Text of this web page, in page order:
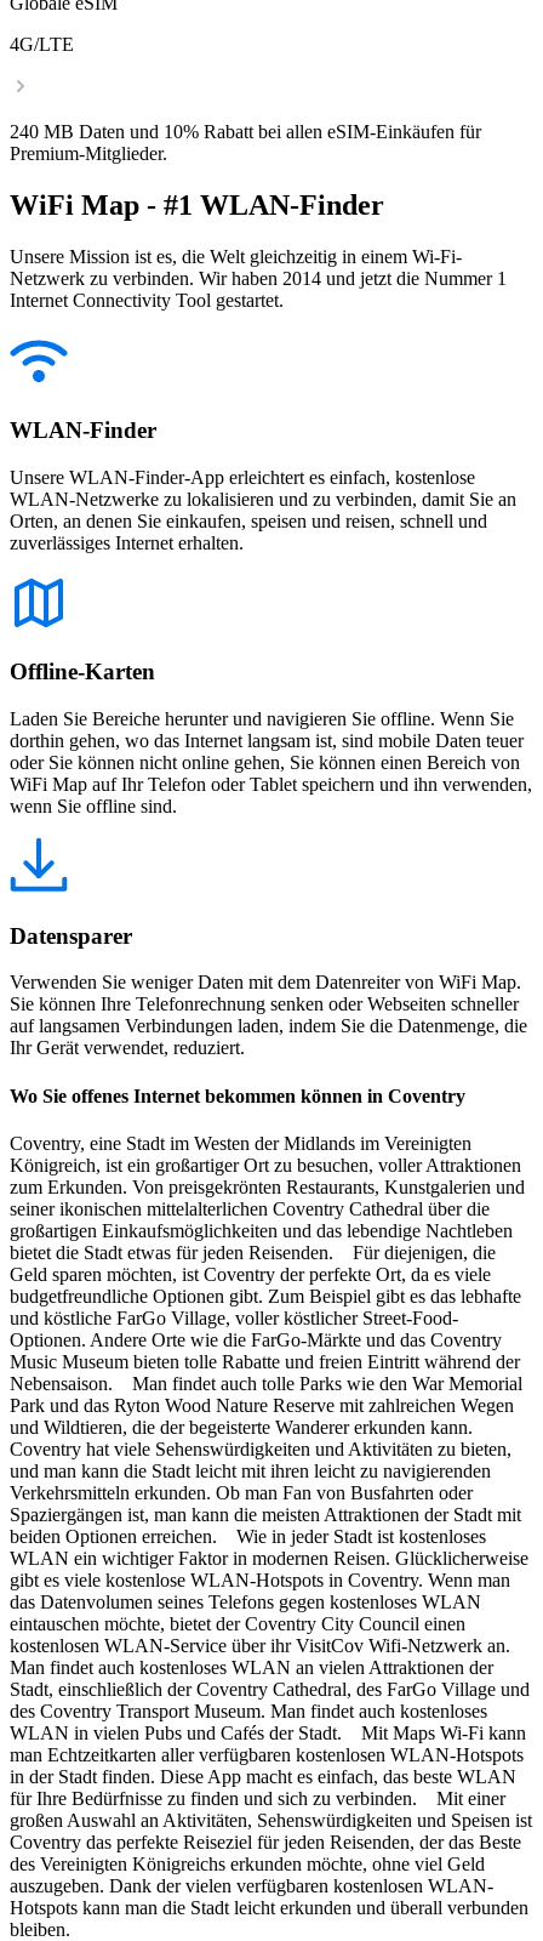
4G/LTE
240 MB Daten und 10% Rabatt bei allen eSIM-Einkäufen für
Premium-Mitglieder.
WiFi Map - #1 WLAN-Finder
Unsere Mission ist es, die Welt gleichzeitig in einem Wi-Fi-
Netzwerk zu verbinden. Wir haben 2014 und jetzt die Nummer 1
Internet Connectivity Tool gestartet.
WLAN-Finder
Unsere WLAN-Finder-App erleichtert es einfach, kostenlose
WLAN-Netzwerke zu lokalisieren und zu verbinden, damit Sie an
Orten, an denen Sie einkaufen, speisen und reisen, schnell und
zuverlässiges Internet erhalten.
Offline-Karten
Laden Sie Bereiche herunter und navigieren Sie offline. Wenn Sie
dorthin gehen, wo das Internet langsam ist, sind mobile Daten teuer
oder Sie können nicht online gehen, Sie können einen Bereich von
WiFi Map auf Ihr Telefon oder Tablet speichern und ihn verwenden,
wenn Sie offline sind.
Datensparer
Verwenden Sie weniger Daten mit dem Datenreiter von WiFi Map.
Sie können Ihre Telefonrechnung senken oder Webseiten schneller
auf langsamen Verbindungen laden, indem Sie die Datenmenge, die
Ihr Gerät verwendet, reduziert.
Wo Sie offenes Internet bekommen können in Coventry
Coventry, eine Stadt im Westen der Midlands im Vereinigten
Königreich, ist ein großartiger Ort zu besuchen, voller Attraktionen
zum Erkunden. Von preisgekrönten Restaurants, Kunstgalerien und
seiner ikonischen mittelalterlichen Coventry Cathedral über die
großartigen Einkaufsmöglichkeiten und das lebendige Nachtleben
bietet die Stadt etwas für jeden Reisenden. Für diejenigen, die
Geld sparen möchten, ist Coventry der perfekte Ort, da es viele
budgetfreundliche Optionen gibt. Zum Beispiel gibt es das lebhafte
und köstliche FarGo Village, voller köstlicher Street-Food-
Optionen. Andere Orte wie die FarGo-Märkte und das Coventry
Music Museum bieten tolle Rabatte und freien Eintritt während der
Nebensaison. Man findet auch tolle Parks wie den War Memorial
Park und das Ryton Wood Nature Reserve mit zahlreichen Wegen
und Wildtieren, die der begeisterte Wanderer erkunden kann.
Coventry hat viele Sehenswürdigkeiten und Aktivitäten zu bieten,
und man kann die Stadt leicht mit ihren leicht zu navigierenden
Verkehrsmitteln erkunden. Ob man Fan von Busfahrten oder
Spaziergängen ist, man kann die meisten Attraktionen der Stadt mit
beiden Optionen erreichen. Wie in jeder Stadt ist kostenloses
WLAN ein wichtiger Faktor in modernen Reisen. Glücklicherweise
gibt es viele kostenlose WLAN-Hotspots in Coventry. Wenn man
das Datenvolumen seines Telefons gegen kostenloses WLAN
eintauschen möchte, bietet der Coventry City Council einen
kostenlosen WLAN-Service über ihr VisitCov Wifi-Netzwerk an.
Man findet auch kostenloses WLAN an vielen Attraktionen der
Stadt, einschließlich der Coventry Cathedral, des FarGo Village und
des Coventry Transport Museum. Man findet auch kostenloses
WLAN in vielen Pubs und Cafés der Stadt. Mit Maps Wi-Fi kann
man Echtzeitkarten aller verfügbaren kostenlosen WLAN-Hotspots
in der Stadt finden. Diese App macht es einfach, das beste WLAN
für Ihre Bedürfnisse zu finden und sich zu verbinden. Mit einer
großen Auswahl an Aktivitäten, Sehenswürdigkeiten und Speisen ist
Coventry das perfekte Reiseziel für jeden Reisenden, der das Beste
des Vereinigten Königreichs erkunden möchte, ohne viel Geld
auszugeben. Dank der vielen verfügbaren kostenlosen WLAN-
Hotspots kann man die Stadt leicht erkunden und überall verbunden
bleiben.